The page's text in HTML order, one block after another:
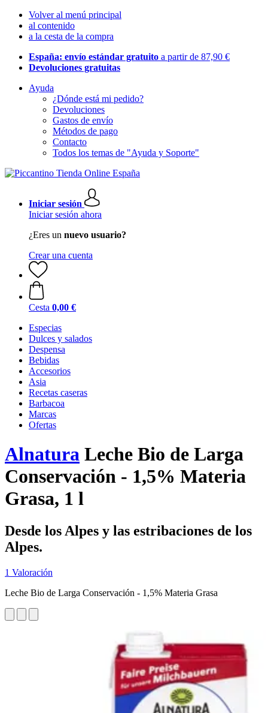
Volver al menú principal
al contenido
a la cesta de la compra
España: envío estándar gratuito a partir de 87,90 €
Devoluciones gratuitas
Ayuda
¿Dónde está mi pedido?
Devoluciones
Gastos de envío
Métodos de pago
Contacto
Todos los temas de "Ayuda y Soporte"
Iniciar sesión
Iniciar sesión ahora
¿Eres un nuevo usuario?
Crear una cuenta
Cesta 0,00 €
Especias
Dulces y salados
Despensa
Bebidas
Accesorios
Asia
Recetas caseras
Barbacoa
Marcas
Ofertas
Alnatura Leche Bio de Larga
Conservación - 1,5% Materia
Grasa, 1 l
Desde los Alpes y las estribaciones de los
Alpes.
1 Valoración
Leche Bio de Larga Conservación - 1,5% Materia Grasa